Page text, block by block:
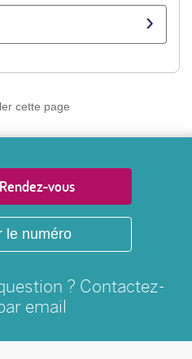
cette page
vous
le numéro
? Contactez-
email